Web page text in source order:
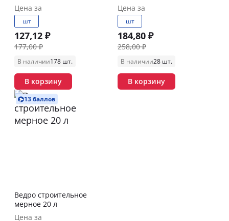
Цена за
шт
127,12 ₽
177,00 ₽
В наличии178 шт.
В корзину
Цена за
шт
184,80 ₽
258,00 ₽
В наличии28 шт.
В корзину
13 баллов
Ведро строительное
мерное 20 л
Цена за